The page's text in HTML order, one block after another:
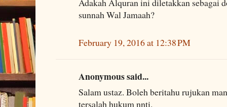
Adakah Alquran ini diletakkan sebagai
sunnah Wal Jamaah?
February 19, 2016 at 12:38 PM
Anonymous said...
Salam ustaz. Boleh beritahu rujukan
tersalah hukum nnti.